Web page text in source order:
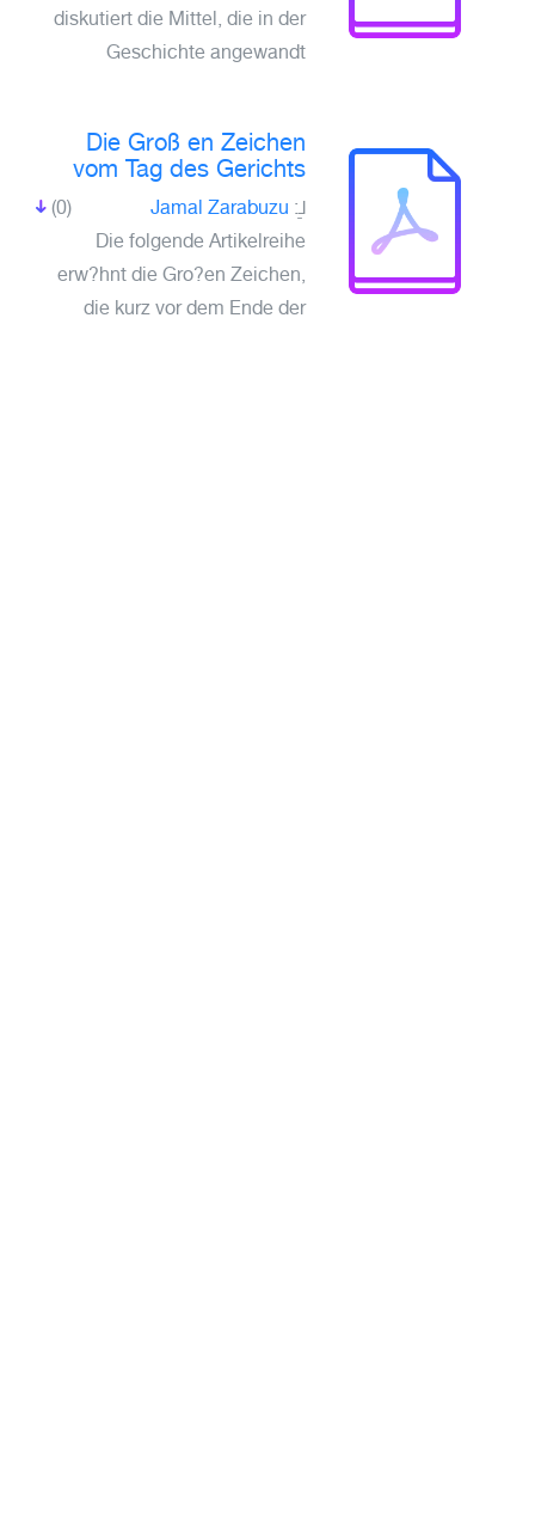
diskutiert die Mittel, die in der
Geschichte angewandt
Die Groß en Zeichen
vom Tag des Gerichts
(0) لـِ: Jamal Zarabuzu
Die folgende Artikelreihe
erw?hnt die Gro?en Zeichen,
die kurz vor dem Ende der